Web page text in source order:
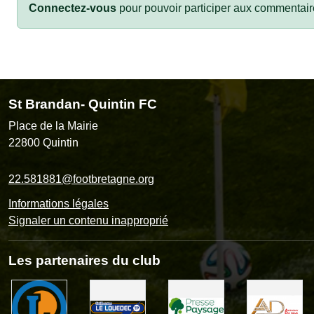
Connectez-vous pour pouvoir participer aux
St Brandan- Quintin FC
Place de la Mairie
22800 Quintin
22.581881@footbretagne.org
Informations légales
Signaler un contenu inapproprié
Les partenaires du club